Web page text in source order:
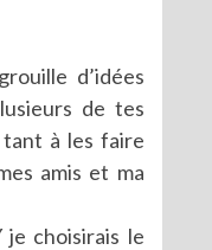
d’idées
de tes
à les faire
amis et ma
choisirais le